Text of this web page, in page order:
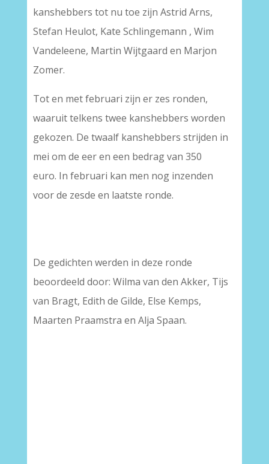
kanshebbers tot nu toe zijn Astrid Arns,
Stefan Heulot, Kate Schlingemann , Wim
Vandeleene, Martin Wijtgaard en Marjon
Zomer.
Tot en met februari zijn er zes ronden,
waaruit telkens twee kanshebbers worden
gekozen. De twaalf kanshebbers strijden in
mei om de eer en een bedrag van 350
euro. In februari kan men nog inzenden
voor de zesde en laatste ronde.
De gedichten werden in deze ronde
beoordeeld door: Wilma van den Akker, Tijs
van Bragt, Edith de Gilde, Else Kemps,
Maarten Praamstra en Alja Spaan.